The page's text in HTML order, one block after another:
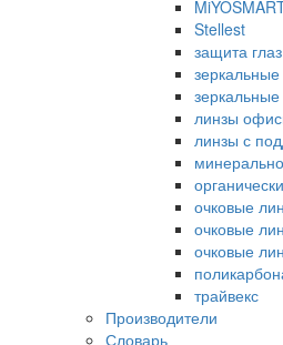
Stellest
защита
линзы
линзы с
очковые
очковые
очковые
трайвекс
Производители
Словарь